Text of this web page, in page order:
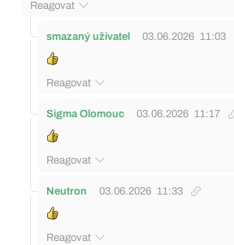
Reagovat
smazaný uživatel 03.06.2026 11:03
Reagovat
Sigma Olomouc 03.06.2026 11:17
Reagovat
Neutron 03.06.2026 11:33
Reagovat